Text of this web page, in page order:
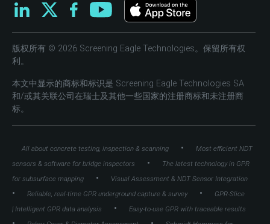
版权所有 © 2026 Screening Eagle Technologies。保留所有权
利。
本文中显示的商标和标识是 Screening Eagle Technologies SA
和/或其关联公司在瑞士及其他一些国家的注册商标和未注册商
标。
All about concrete testing, inspection & scanning •
Most efficient NDT
sensors & software for bridge inspectors
•
The latest technology in GPR
for subsurface mapping
• Visual Assessment & NDT Sensor Integration
• Reliable, real-time GPR underground capture & survey •
GPR-Slice
| Intelligent GPR data analysis
• Easy-to-use GPR with traceable results